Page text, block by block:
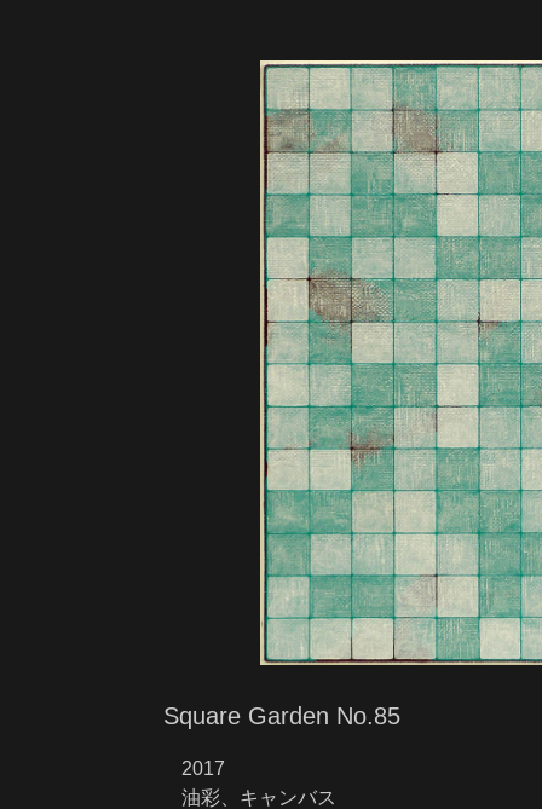
Square Garden No.85
2017
油彩、キャンバス